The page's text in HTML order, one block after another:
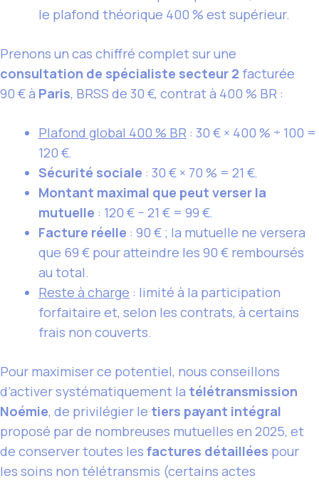
le plafond théorique 400 % est supérieur.
Prenons un cas chiffré complet sur une
consultation de spécialiste secteur 2 facturée
90 € à Paris, BRSS de 30 €, contrat à 400 % BR :
Plafond global 400 % BR : 30 € × 400 % ÷ 100 =
120 €.
Sécurité sociale : 30 € × 70 % = 21 €.
Montant maximal que peut verser la
mutuelle : 120 € − 21 € = 99 €.
Facture réelle : 90 € ; la mutuelle ne versera
que 69 € pour atteindre les 90 € remboursés
au total.
Reste à charge : limité à la participation
forfaitaire et, selon les contrats, à certains
frais non couverts.
Pour maximiser ce potentiel, nous conseillons
d’activer systématiquement la télétransmission
Noémie, de privilégier le tiers payant intégral
proposé par de nombreuses mutuelles en 2025, et
de conserver toutes les factures détaillées pour
les soins non télétransmis (certains actes